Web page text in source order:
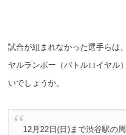
試合が組まれなかった選手らは
ヤルランボー（バトルロイヤル
いでしょうか。
12月22日(日)まで渋谷駅の